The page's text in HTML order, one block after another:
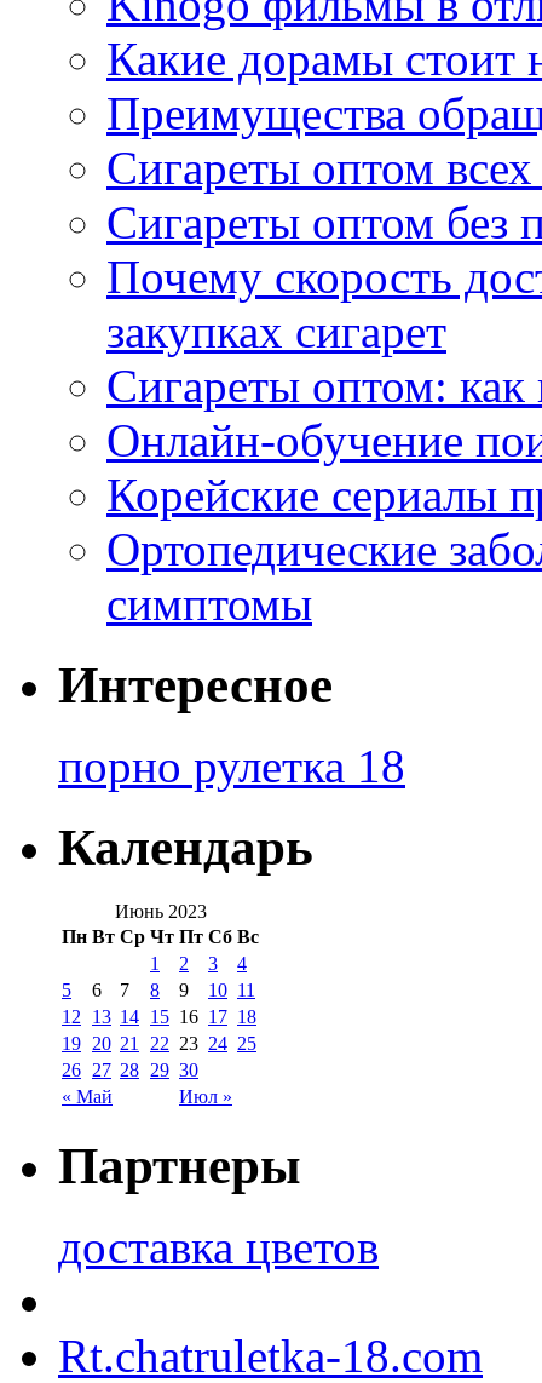
Какие дорамы стоит
Преимущества
Сигареты оптом
Сигареты оптом без
Почему скорость
закупках сигарет
Сигареты оптом:
Онлайн-обучение
Корейские сериалы
Ортопедические
симптомы
Интересное
порно рулетка 18
Календарь
Июнь 2023
Пн Вт Ср Чт Пт Сб Вс
« Май Июл »
1 2 3
4
5
6 7 8 9 10 11
12
13 14 15 16 17 18
19 20 21 22 23 24 25
26 27 28 29 30
Партнеры
доставка цветов
Rt.chatruletka-18.com